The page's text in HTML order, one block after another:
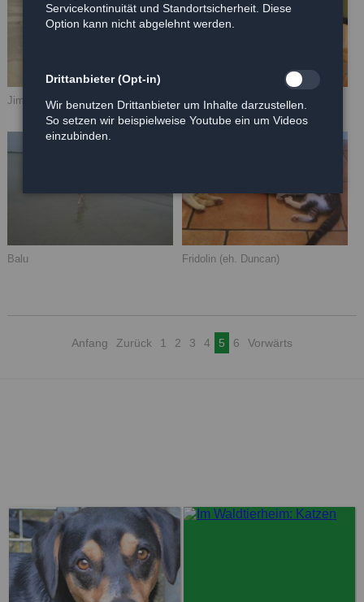
Jimmy Arthur
Balu Fridolin (eh. Duncan)
Anfang Zurück 1 2 3 4 5 6 Vorwärts
Servicekontinuität und Standortsicherheit. Diese
Option kann nicht abgelehnt werden.
Drittanbieter (Opt-in)
Wir benutzen Drittanbieter um Inhalte darzustellen.
So setzen wir beispielweise Youtube ein um Videos
einzubinden.